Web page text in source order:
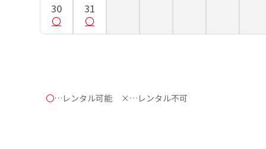
30 31
〇…レンタル可能 ×…レンタル不可